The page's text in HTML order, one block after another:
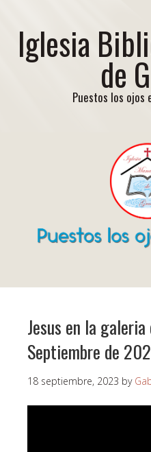
Iglesia
de
Puestos los ojos
Jesus en la galeria
Septiembre de
18 septiembre, 2023 by